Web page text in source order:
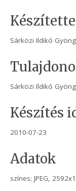
Készítette
Sárközi Ildikó
Sárközi Ildikó
Készítés
2010-07-23
Adatok
színes; JPEG,